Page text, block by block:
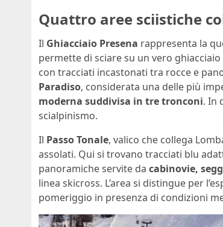
Quattro aree sciistiche
Il Ghiacciaio Presena rappresenta la
permette di sciare su un vero
con tracciati incastonati tra rocce e
Paradiso, considerata una delle più
moderna suddivisa in tre tronconi. In
scialpinismo.
Il Passo Tonale, valico che collega
assolati. Qui si trovano tracciati blu
panoramiche servite da cabinovie,
linea skicross. L’area si distingue per
pomeriggio in presenza di condizioni